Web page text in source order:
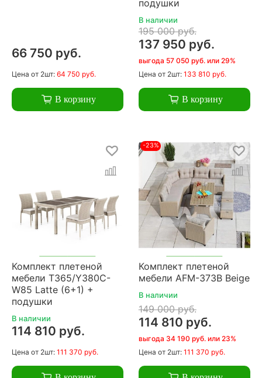
66 750 руб.
Цена от 2шт: 64 750 руб.
В корзину
подушки
В наличии
195 000 руб.
137 950 руб.
выгода 57 050 руб. или 29%
Цена от 2шт: 133 810 руб.
В корзину
Комплект плетеной
мебели T365/Y380C-
W85 Latte (6+1) +
подушки
В наличии
114 810 руб.
Цена от 2шт: 111 370 руб.
-23%
Комплект плетеной
мебели AFM-373B Beige
В наличии
149 000 руб.
114 810 руб.
выгода 34 190 руб. или 23%
Цена от 2шт: 111 370 руб.